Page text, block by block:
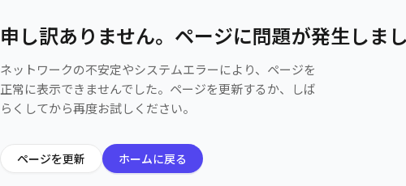
申し訳ありません。ページに問題が発生しま
ネットワークの不安定やシステムエラーにより、ページを
正常に表示できませんでした。ページを更新するか、しば
らくしてから再度お試しください。
ページを更新 ホームに戻る